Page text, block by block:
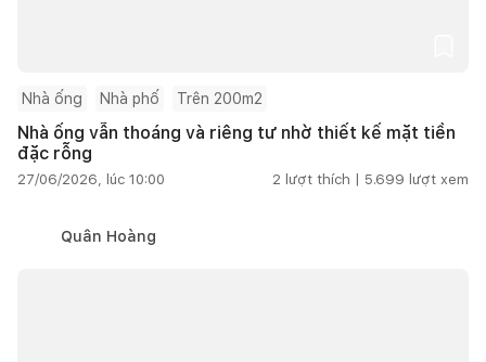
Nhà ống Nhà phố Trên 200m2
Nhà ống vẫn thoáng và riêng tư nhờ thiết kế mặt tiền
đặc rỗng
27/06/2026, lúc 10:00 2 lượt thích | 5.699 lượt xem
Quân Hoàng